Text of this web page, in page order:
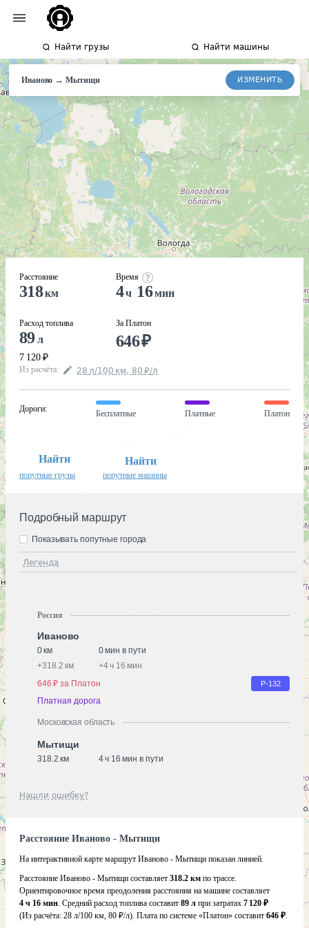
Найти грузы Найти машины
Иваново →Мытищи ИЗМЕНИТЬ
Расстояние
318км
Расход топлива
89л
7 120 ₽
Время
4ч 16мин
За Платон
646₽
Из расчёта: 28 л/100 км, 80 ₽/л
Дороги:
Бесплатные Платные Платон
Найти
попутные грузы
Найти
попутные машины
Подробный маршрут
Легенда
Показывать попутные города
Россия
Иваново
0 км
0 мин в пути
+318.2 км +4 ч 16 мин
646 ₽ за Платон
Р-132
Платная дорога
Московская область
Мытищи
318.2 км 4 ч 16 мин в пути
Нашли ошибку?
Расстояние Иваново - Мытищи
На интерактивной карте маршрут Иваново - Мытищи показан линией.
Расстояние Иваново - Мытищи составляет 318.2 км по трассе.
Ориентировочное время преодоления расстояния на машине составляет
4 ч 16 мин. Средний расход топлива составит 89 л при затратах 7 120 ₽
(Из расчёта: 28 л/100 км, 80 ₽/л). Плата по системе «Платон» составит 646 ₽.